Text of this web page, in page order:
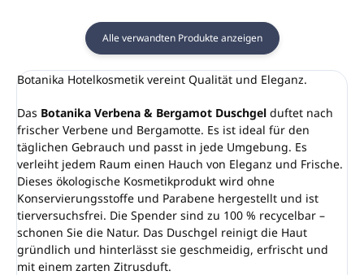
Alle verwandten Produkte anzeigen
Botanika Hotelkosmetik vereint Qualität und Eleganz.
Das Botanika Verbena & Bergamot Duschgel duftet nach
frischer Verbene und Bergamotte. Es ist ideal für den
täglichen Gebrauch und passt in jede Umgebung. Es
verleiht jedem Raum einen Hauch von Eleganz und Frische.
Dieses ökologische Kosmetikprodukt wird ohne
Konservierungsstoffe und Parabene hergestellt und ist
tierversuchsfrei. Die Spender sind zu 100 % recycelbar –
schonen Sie die Natur. Das Duschgel reinigt die Haut
gründlich und hinterlässt sie geschmeidig, erfrischt und
mit einem zarten Zitrusduft.